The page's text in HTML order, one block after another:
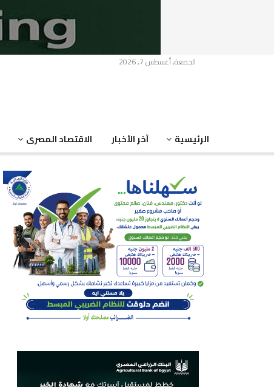
الجمعة, أغسطس 7, 2026
الرئيسية آخر الأخبار الاقتصاد المصرى